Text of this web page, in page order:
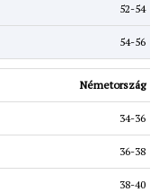
52-54
54-56
Németország
34-36
36-38
38-40